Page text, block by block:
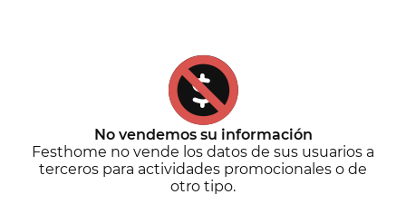
No vendemos su información
Festhome no vende los datos de sus usuarios a
terceros para actividades promocionales o de
otro tipo.